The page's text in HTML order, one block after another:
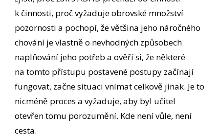
k činnosti, proč vyžaduje obrovské množství
pozornosti a pochopí, že většina jeho náročného
chování je vlastně o nevhodných způsobech
naplňování jeho potřeb a ověří si, že některé
na tomto přístupu postavené postupy začínají
fungovat, začne situaci vnímat celkově jinak. Je to
nicméně proces a vyžaduje, aby byl učitel
otevřen tomu porozumění. Kde není vůle, není
cesta.